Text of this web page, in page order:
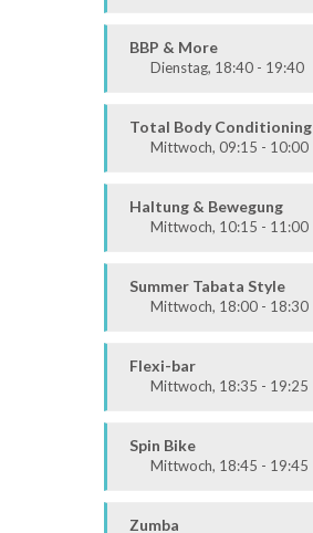
Alle
BBP & More
Dienstag, 18:40 - 19:40
Alle
Total Body Conditioning
Mittwoch, 09:15 - 10:00
Alle
Haltung & Bewegung
Mittwoch, 10:15 - 11:00
Prävention
Summer Tabata Style
Mittwoch, 18:00 - 18:30
Mittel / Fortgeschritten
Flexi-bar
Mittwoch, 18:35 - 19:25
Alle
Spin Bike
Mittwoch, 18:45 - 19:45
Zumba